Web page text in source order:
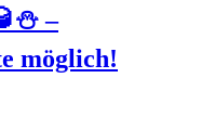
–
möglich!